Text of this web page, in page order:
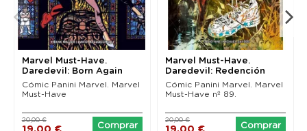
Marvel Must-Have.
Daredevil: Born Again
(Nueva edición)
Cómic Panini Marvel. Marvel
Must-Have
20,00 €
Comprar
Marvel Must-Have.
Daredevil: Redención
Cómic Panini Marvel. Marvel
Must-Have nº 89.
20,00 €
Comprar